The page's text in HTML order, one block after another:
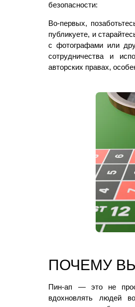
безопасности:
Во-первых,
публикуете, и
с фотографами или
сотрудничества и
авторских правах,
ПОЧЕМУ
Пин-ап — это не
вдохновлять людей